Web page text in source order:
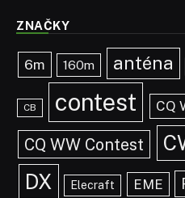
ZNAČKY
6m 160m anténa
CB contest CQ
CQ WW Contest
DX Elecraft EME